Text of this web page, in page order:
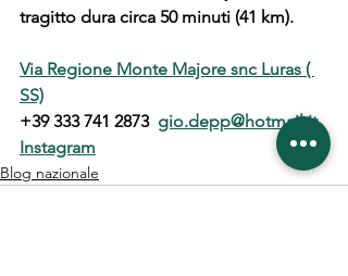
tragitto dura circa 50 minuti (41 km).
Via Regione Monte Majore snc Luras (
SS)
+39 333 741 2873 gio.depp@hotmail.it
Instagram
Blog nazionale